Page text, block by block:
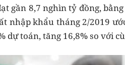
gần 8,7 nghìn tỷ đồng,
nhập khẩu tháng 2/2019
dự toán, tăng 16,8% so với